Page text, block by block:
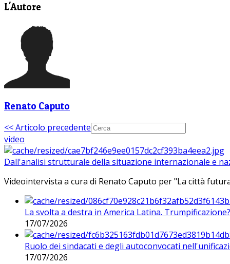
L'Autore
Renato Caputo
<< Articolo precedente
video
Dall'analisi strutturale della situazione internazionale e
Videointervista a cura di Renato Caputo per "La città
La svolta a destra in America Latina. Trumpificazione?
17/07/2026
Ruolo dei sindacati e degli autoconvocati
17/07/2026